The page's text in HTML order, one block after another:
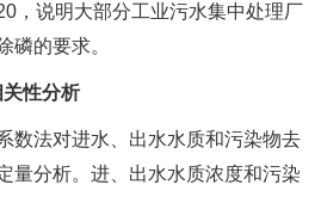
，说明大部分工业污水集中处理厂
磷的要求。
性分析
法对进水、出水水质和污染物去
量分析。进、出水水质浓度和污染